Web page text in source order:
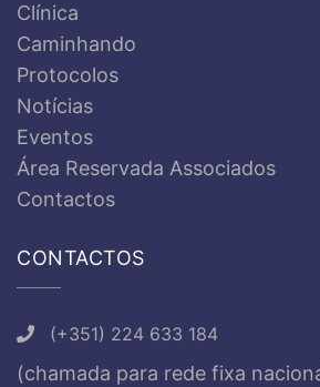
Clínica
Caminhando
Protocolos
Notícias
Eventos
Área Reservada Associados
Contactos
CONTACTOS
(+351) 224 633 184
(chamada para rede fixa